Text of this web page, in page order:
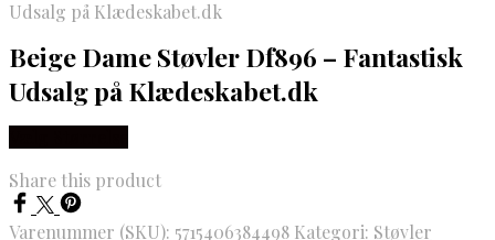
Udsalg på Klædeskabet.dk
Beige Dame Støvler Df896 – Fantastisk
Udsalg på Klædeskabet.dk
Share this product
Varenummer (SKU): 5715406384498 Kategori: Støvler